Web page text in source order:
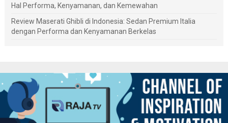
Hal Performa, Kenyamanan, dan Kemewahan
Review Maserati Ghibli di Indonesia: Sedan Premium Italia
dengan Performa dan Kenyamanan Berkelas